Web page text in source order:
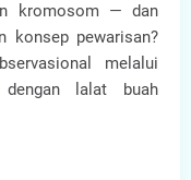
kromosom — dan
konsep pewarisan?
melalui
dengan lalat buah